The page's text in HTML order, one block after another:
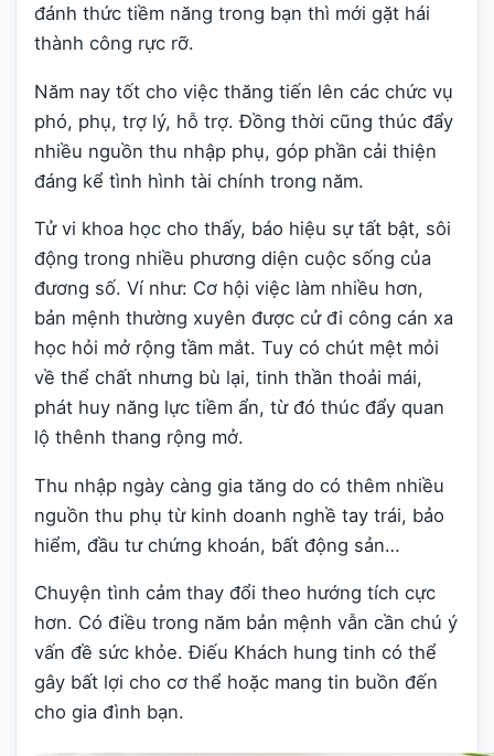
đánh thức tiềm năng trong bạn thì mới gặt hái
thành công rực rỡ.
Năm nay tốt cho việc thăng tiến lên các chức vụ
phó, phụ, trợ lý, hỗ trợ. Đồng thời cũng thúc đẩy
nhiều nguồn thu nhập phụ, góp phần cải thiện
đáng kể tình hình tài chính trong năm.
Tử vi khoa học cho thấy, báo hiệu sự tất bật, sôi
động trong nhiều phương diện cuộc sống của
đương số. Ví như: Cơ hội việc làm nhiều hơn,
bản mệnh thường xuyên được cử đi công cán xa
học hỏi mở rộng tầm mắt. Tuy có chút mệt mỏi
về thể chất nhưng bù lại, tinh thần thoải mái,
phát huy năng lực tiềm ẩn, từ đó thúc đẩy quan
lộ thênh thang rộng mở.
Thu nhập ngày càng gia tăng do có thêm nhiều
nguồn thu phụ từ kinh doanh nghề tay trái, bảo
hiểm, đầu tư chứng khoán, bất động sản…
Chuyện tình cảm thay đổi theo hướng tích cực
hơn. Có điều trong năm bản mệnh vẫn cần chú ý
vấn đề sức khỏe. Điếu Khách hung tinh có thể
gây bất lợi cho cơ thể hoặc mang tin buồn đến
cho gia đình bạn.